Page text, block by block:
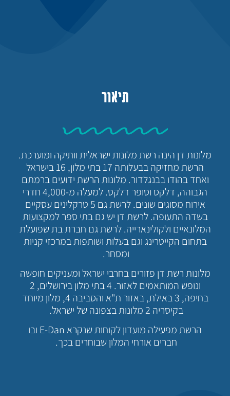
תיאור
מלונות דן הינה רשת מלונות ישראלית וותיקה ומוערכת.
הרשת מחזיקה בבעלותה 17 בתי מלון, 16 בישראל
ואחד בהודו בבנגלדור. מלונות הרשת ידועים ברמתם
הגבוהה, דלקס וסופר דלקס. למעלה מ-4,000 חדרי
אירוח מסוגים שונים. לרשת גם 5 טרקלינים עסקיים
בשדה התעופה. לרשת דן יש גם בתי ספר למקצועות
המלונאיים ולקולינארייה. לרשת גם חברת בת שפועלת
בתחום הקייטרינג וגם בעלות ושותפות במרכזי קניות
ומסחר.
מלונות רשת דן פזורים בחרבי ישראל ומעניקים חופשה
ונופש המותאמים לאזור. 4 בתי מלון בירושלים, 2
בחיפה, 3 באילת, באזור ת"א והסביבה 4, מלון מיוחד
בקיסריה 2 מלונות בצפונה של ישראל.
הרשת מפעילה מועדון לקוחות שנקרא E-Dan ובו
חברים אורחי המלון שבוחרים בכך.